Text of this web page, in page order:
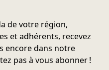
de votre région,
et adhérents, recevez
encore dans notre
pas à vous abonner !